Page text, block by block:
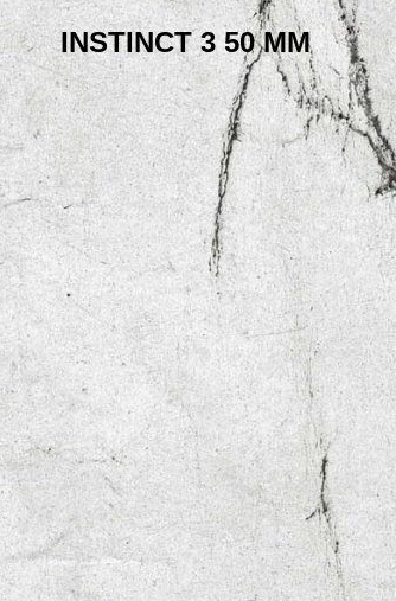
INSTINCT 3 50 MM